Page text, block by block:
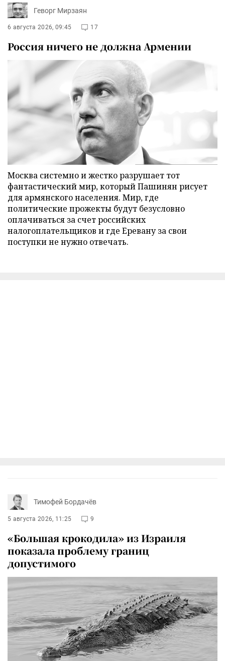
Геворг Мирзаян
6 августа 2026, 09:45 17
Россия ничего не должна Армении
Москва системно и жестко разрушает тот
фантастический мир, который Пашинян рисует
для армянского населения. Мир, где
политические прожекты будут безусловно
оплачиваться за счет российских
налогоплательщиков и где Еревану за свои
поступки не нужно отвечать.
Тимофей Бордачёв
5 августа 2026, 11:25 9
«Большая крокодила» из Израиля
показала проблему границ
допустимого